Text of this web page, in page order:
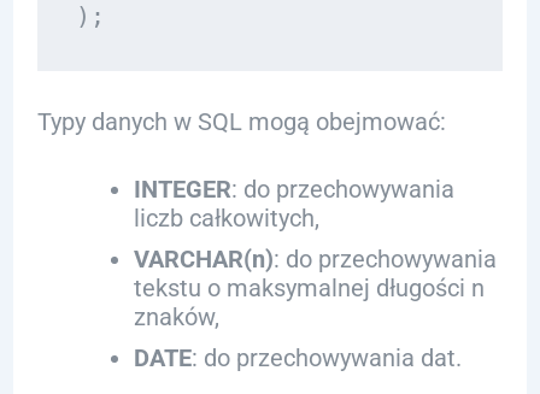
Typy danych w SQL mogą obejmować:
INTEGER: do przechowywania
liczb całkowitych,
VARCHAR(n): do przechowywania
tekstu o maksymalnej długości n
znaków,
DATE: do przechowywania dat.